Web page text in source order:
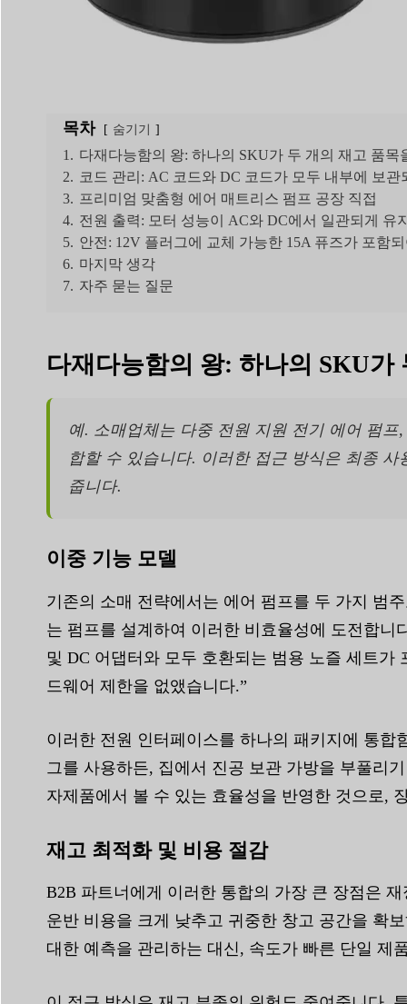
이 분석은 140-500L/min HVLP 공기 흐름 표준
목차 숨기기
1. 다재다능함의 왕: 하나의 SKU가 두 개의 재고 품목
2. 코드 관리: AC 코드와 DC 코드가 모두 내부에 보관
3. 프리미엄 맞춤형 에어 매트리스 펌프 공장 직접
4. 전원 출력: 모터 성능이 AC와 DC에서 일관되게 유
5. 안전: 12V 플러그에 교체 가능한 15A 퓨즈가 포함
6. 마지막 생각
7. 자주 묻는 질문
다재다능함의 왕: 하나의 SKU가
예. 소매업체는 다중 전원 지원 전기 에어 펌
합할 수 있습니다. 이러한 접근 방식은 최종
줍니다.
이중 기능 모델
기존의 소매 전략에서는 에어 펌프를 두 가지 범
는 펌프를 설계하여 이러한 비효율성에 도전합
및 DC 어댑터와 모두 호환되는 범용 노즐 세트가
드웨어 제한을 없앴습니다.”
이러한 전원 인터페이스를 하나의 패키지에 통
그를 사용하든, 집에서 진공 보관 가방을 부풀리
자제품에서 볼 수 있는 효율성을 반영한 것으로,
재고 최적화 및 비용 절감
B2B 파트너에게 이러한 통합의 가장 큰 장점은
운반 비용을 크게 낮추고 귀중한 창고 공간을 확
대한 예측을 관리하는 대신, 속도가 빠른 단일 제